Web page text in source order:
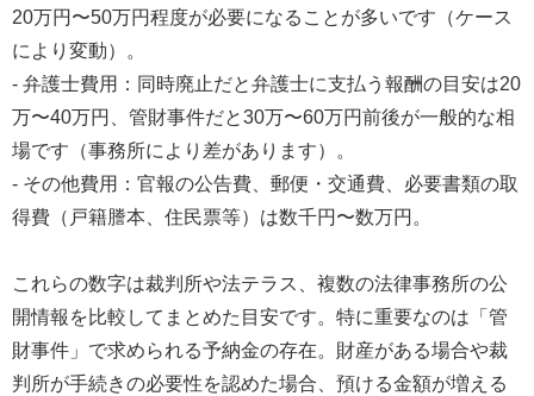
20万円〜50万円程度が必要になることが多いです（ケース
により変動）。
- 弁護士費用：同時廃止だと弁護士に支払う報酬の目安は20
万〜40万円、管財事件だと30万〜60万円前後が一般的な相
場です（事務所により差があります）。
- その他費用：官報の公告費、郵便・交通費、必要書類の取
得費（戸籍謄本、住民票等）は数千円〜数万円。
これらの数字は裁判所や法テラス、複数の法律事務所の公
開情報を比較してまとめた目安です。特に重要なのは「管
財事件」で求められる予納金の存在。財産がある場合や裁
判所が手続きの必要性を認めた場合、預ける金額が増える